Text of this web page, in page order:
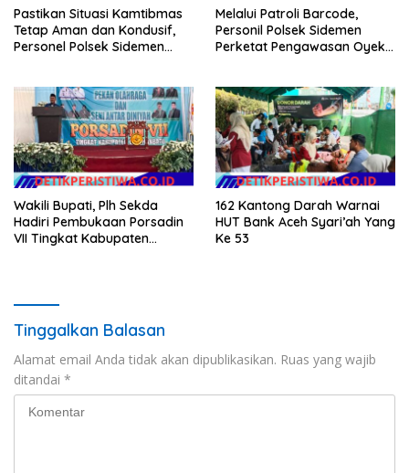
Pastikan Situasi Kamtibmas
Tetap Aman dan Kondusif,
Personel Polsek Sidemen
Melalui Patroli Barcode,
Personil Polsek Sidemen
Perketat Pengawasan Oyek
Wakili Bupati, Plh Sekda
Hadiri Pembukaan Porsadin
VII Tingkat Kabupaten
162 Kantong Darah Warnai
HUT Bank Aceh Syari’ah Yang
Ke 53
Tinggalkan Balasan
Alamat email Anda tidak akan dipublikasikan. Ruas yang wajib
ditandai *